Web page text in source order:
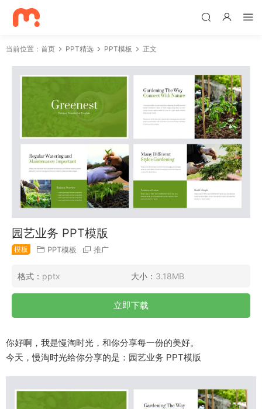
当前位置： 首页 PPT精选 PPT模板 正文
园艺业务 PPT模版
模板 PPT模板 推广
格式： pptx 大小： 3.18MB
立即下载
你好啊，我是慢淘时光，和你分享每一份的美好。
今天，慢淘时光给你分享的是：园艺业务 PPT模版